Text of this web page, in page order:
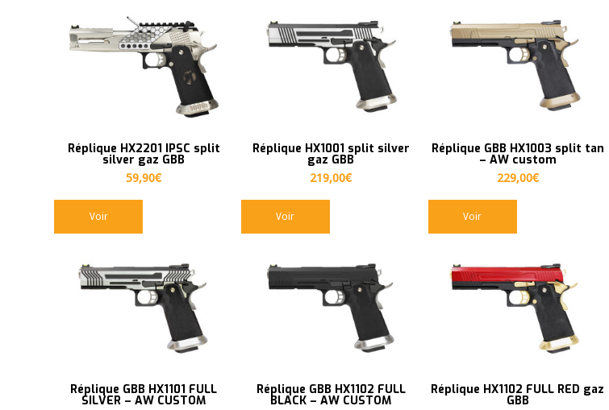
Réplique HX2201 IPSC split
silver gaz GBB
59,90€
Voir
Réplique HX1001 split silver
gaz GBB
219,00€
Voir
Réplique GBB HX1003 split tan
– AW custom
229,00€
Voir
Réplique GBB HX1101 FULL
SILVER – AW CUSTOM
Réplique GBB HX1102 FULL
BLACK – AW CUSTOM
Réplique HX1102 FULL RED gaz
GBB